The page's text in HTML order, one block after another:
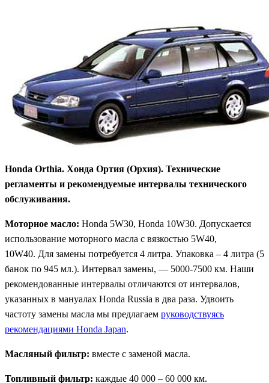
Honda Orthia. Хонда Ортия (Орхия). Технические
регламенты и рекомендуемые интервалы технического
обслуживания.
Моторное масло: Honda 5W30, Honda 10W30. Допускается
использование моторного масла с вязкостью 5W40,
10W40. Для замены потребуется 4 литра. Упаковка – 4 литра (5
банок по 945 мл.). Интервал замены, — 5000-7500 км. Наши
рекомендованные интервалы отличаются от интервалов,
указанных в мануалах Honda Russia в два раза. Удвоить
частоту замены масла мы предлагаем руководствуясь
рекомендациями Honda Japan.
Масляный фильтр: вместе с заменой масла.
Топливный фильтр: каждые 40 000 – 60 000 км.